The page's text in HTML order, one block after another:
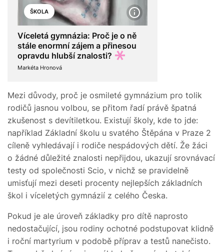
ŠKOLA
Víceletá gymnázia: Proč je o ně
stále enormní zájem a přinesou
opravdu hlubší znalosti?
Markéta Hronová
Mezi důvody, proč je osmileté gymnázium pro tolik
rodičů jasnou volbou, se přitom řadí právě špatná
zkušenost s devítiletkou. Existují školy, kde to jde:
například Základní školu u svatého Štěpána v Praze 2
cíleně vyhledávají i rodiče nespádových dětí. Že žáci
o žádné důležité znalosti nepřijdou, ukazují srovnávací
testy od společnosti Scio, v nichž se pravidelně
umisťují mezi deseti procenty nejlepších základních
škol i víceletých gymnázií z celého Česka.
Pokud je ale úroveň základky pro dítě naprosto
nedostačující, jsou rodiny ochotné podstupovat klidně
i roční martyrium v podobě příprav a testů nanečisto.